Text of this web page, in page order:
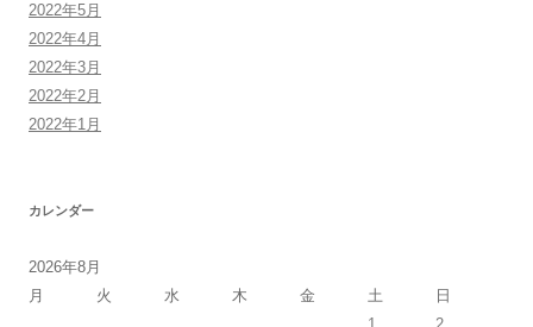
2022年5月
2022年4月
2022年3月
2022年2月
2022年1月
カレンダー
2026年8月
月
火 水 木 金 土
日